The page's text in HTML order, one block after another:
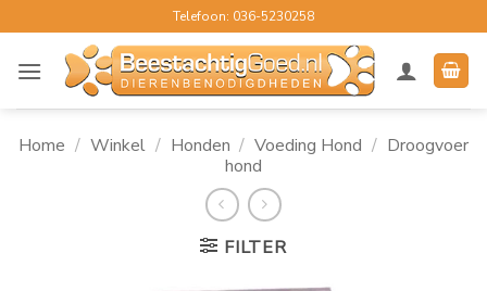
naar
inhoud
Telefoon: 036-5230258
Home / Winkel / Honden / Voeding Hond / Droogvoer
hond
FILTER